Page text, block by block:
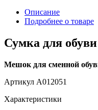
Описание
Подробнее о товаре
Сумка для
Мешок для сменной
Артикул A012051
Характеристики